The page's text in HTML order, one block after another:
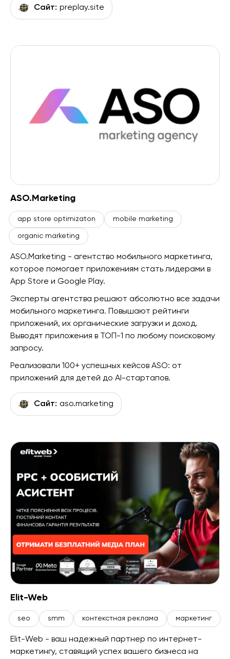
Сайт: preplay.site
ASO.Marketing
app store optimizaton mobile marketing
organic marketing
ASO.Marketing - агентство мобильного маркетинга,
которое помогает приложениям стать лидерами в
App Store и Google Play.
Эксперты агентства решают абсолютно все задачи
мобильного маркетинга. Повышают рейтинги
приложений, их органические загрузки и доход.
Выводят приложения в ТОП-1 по любому поисковому
запросу.
Реализовали 100+ успешных кейсов ASO: от
приложений для детей до AI-стартапов.
Сайт: aso.marketing
Elit-Web
seo smm контекстная реклама маркетинг
Elit-Web - ваш надежный партнер по интернет-
маркетингу, ставящий успех вашего бизнеса на